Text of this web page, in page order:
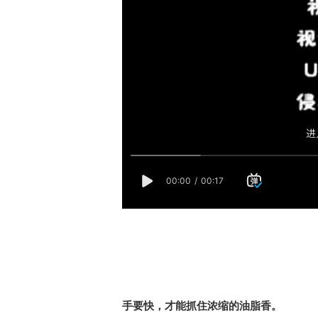
手要快，才能抓住浓缩的油脂香。